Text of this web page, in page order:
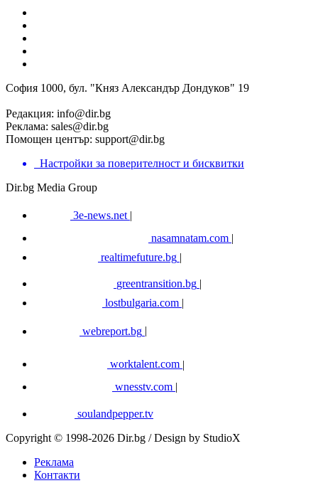
София 1000, бул. "Княз Александър Дондуков" 19
Редакция: info@dir.bg
Реклама: sales@dir.bg
Помощен център: support@dir.bg
Настройки за поверителност и бисквитки
Dir.bg Media Group
3e-news.net |
nasamnatam.com |
realtimefuture.bg |
greentransition.bg |
lostbulgaria.com |
webreport.bg
worktalent.com |
wnesstv.com |
soulandpepper.tv
Copyright © 1998-2026 Dir.bg / Design by StudioX
Реклама
Контакти